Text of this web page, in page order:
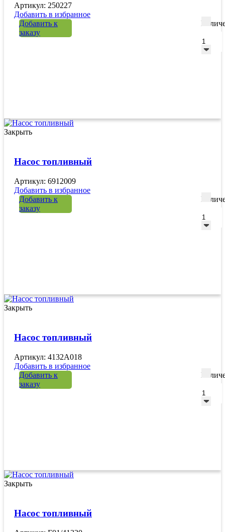
Артикул: 250227
Добавить в избранное
Добавить к
заказу
Закрыть
Насос топливный
Артикул: 6912009
Добавить в избранное
Добавить к
заказу
Закрыть
Насос топливный
Артикул: 4132A018
Добавить в избранное
Добавить к
заказу
Закрыть
Насос топливный